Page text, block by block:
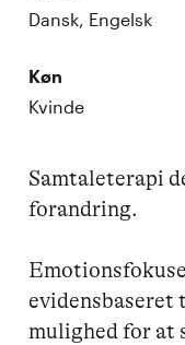
Dansk, Engelsk
Køn
Kvinde
Samtaleterapi
forandring.
evidensbaseret
mulighed for at